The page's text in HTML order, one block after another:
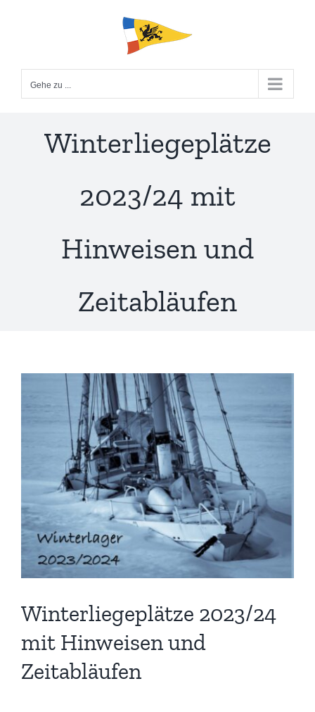
Gehe zu ...
Winterliegeplätze
2023/24 mit
Hinweisen und
Zeitabläufen
grösseres
Winterliegeplätze 2023/24
mit Hinweisen und
Zeitabläufen